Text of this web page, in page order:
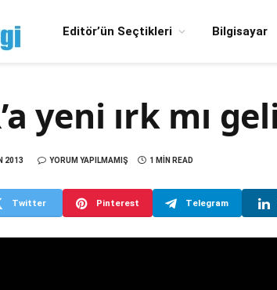
Editör’ün Seçtikleri Bilgisayar
yeni ırk mı
2013 YORUM YAPILMAMIŞ 1 MIN READ
Twitter Pinterest Telegram